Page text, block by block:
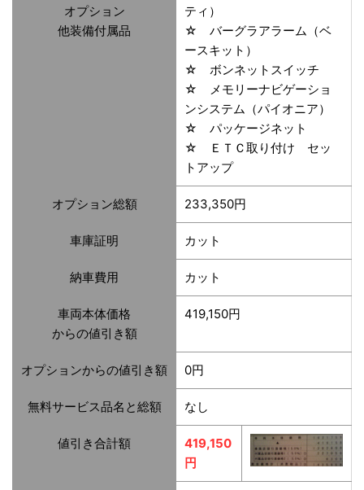
オプション
他装備付属品
ティ）
☆ バーグラアラーム（ベ
ースキット）
☆ ボンネットスイッチ
☆ メモリーナビゲーショ
ンシステム（パイオニア）
☆ パッケージネット
☆ ＥＴＣ取り付け セッ
トアップ
オプション総額 233,350円
車庫証明 カット
納車費用 カット
車両本体価格
からの値引き額
419,150円
オプションからの値引き額 0円
無料サービス品名と総額 なし
値引き合計額
419,150
円